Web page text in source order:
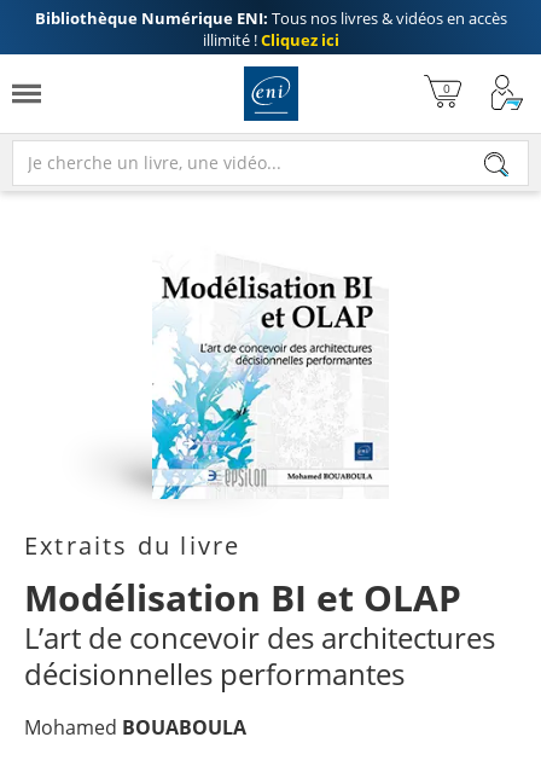
Bibliothèque Numérique ENI: Tous nos livres & vidéos en accès
illimité !Cliquez ici
Extraits du livre
Modélisation BI et OLAP
L’art de concevoir des architectures
décisionnelles performantes
Mohamed BOUABOULA